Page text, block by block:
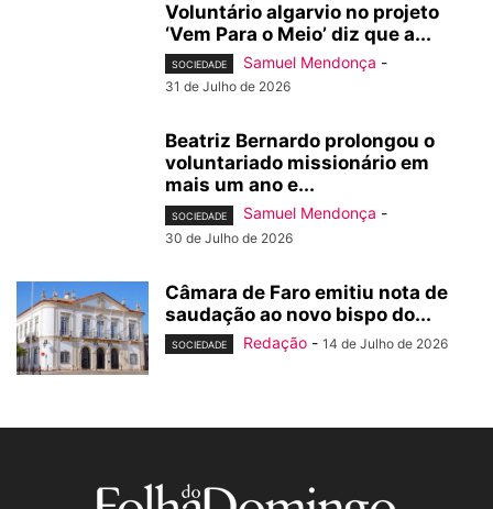
Voluntário algarvio no projeto
‘Vem Para o Meio’ diz que a...
SOCIEDADE Samuel Mendonça -
31 de Julho de 2026
Beatriz Bernardo prolongou o
voluntariado missionário em
mais um ano e...
SOCIEDADE Samuel Mendonça -
30 de Julho de 2026
Câmara de Faro emitiu nota de
saudação ao novo bispo do...
SOCIEDADE Redação - 14 de Julho de 2026